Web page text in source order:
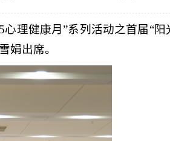
理健康月”系列活动之首届“阳
娟出席。